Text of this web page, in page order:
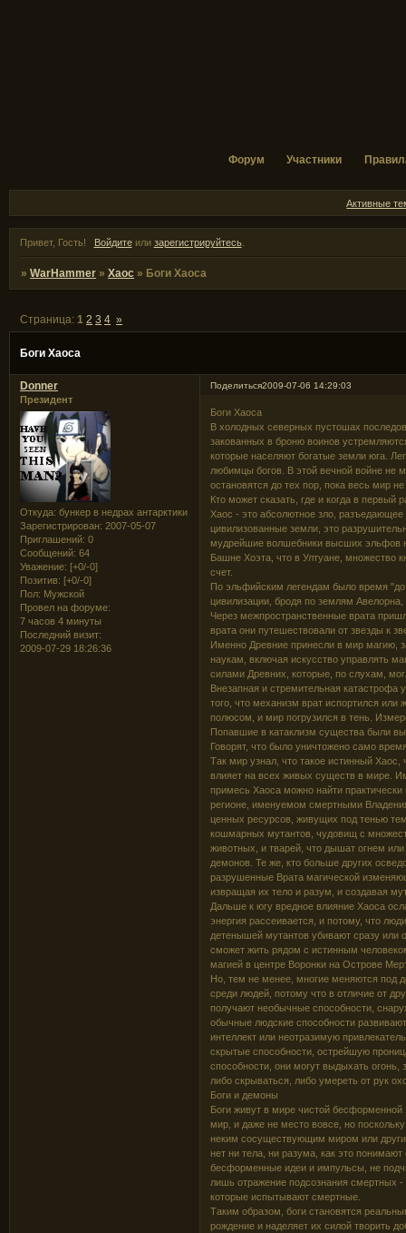
Форум Участники
Активные
Привет, Гость! Войдитеили зарегистрируйтесь.
»WarHammer »Хаос » Боги Хаоса
Боги Хаоса
Страница:1 2 3 4 »
Поделиться2009-07-06 14:29:03
Donner
Президент
Откуда: бункер в недрах антарктики
Зарегистрирован: 2007-05-07
Приглашений: 0
Сообщений: 64
Уважение: [+0/-0]
Позитив: [+0/-0]
Пол: Мужской
Провел на форуме:
7 часов 4 минуты
Последний визит:
2009-07-29 18:26:36
Боги Хаоса
В холодных северных пустошах
закованных в броню воинов
которые населяют богатые земли юга.
любимцы богов. В этой вечной войне не
остановятся до тех пор, пока весь мир
Кто может сказать, где и когда в
Хаос - это абсолютное зло,
цивилизованные земли, это
мудрейшие волшебники высших эльфов
Башне Хоэта, что в Ултуане, множество
счет.
По эльфийским легендам было время "до
цивилизации, бродя по землям
Через межпространственные врата
врата они путешествовали от звезды к
Именно Древние принесли в мир магию,
наукам, включая искусство управлять
силами Древних, которые, по слухам,
Внезапная и стремительная катастрофа
того, что механизм врат испортился
полюсом, и мир погрузился в тень.
Попавшие в катаклизм существа были
Говорят, что было уничтожено само
Так мир узнал, что такое истинный Хаос,
влияет на всех живых существ в мире.
примесь Хаоса можно найти
регионе, именуемом смертными
ценных ресурсов, живущих под тенью
кошмарных мутантов, чудовищ с
животных, и тварей, что дышат огнем
демонов. Те же, кто больше других
разрушенные Врата магической
извращая их тело и разум, и создавая
Дальше к югу вредное влияние Хаоса
энергия рассеивается, и потому, что
детенышей мутантов убивают сразу или
сможет жить рядом с истинным
магией в центре Воронки на Острове
Но, тем не менее, многие меняются под
среди людей, потому что в отличие от
получают необычные способности,
обычные людские способности
интеллект или неотразимую
скрытые способности, острейшую
способности, они могут выдыхать
либо скрываться, либо умереть от рук
Боги и демоны
Боги живут в мире чистой
мир, и даже не место вовсе, но
неким сосуществующим миром или
нет ни тела, ни разума, как это
бесформенные идеи и импульсы, не
лишь отражение подсознания смертных
которые испытывают смертные.
Таким образом, боги становятся
рождение и наделяет их силой творить